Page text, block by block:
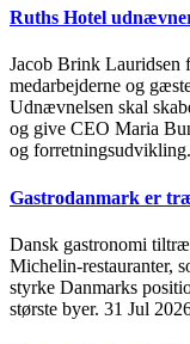
Ruths Hotel
Jacob Brink Lauridsen
medarbejderne og
Udnævnelsen skal
og give CEO Maria
og forretningsudvikling.
Gastrodanmark er
Dansk gastronomi
Michelin-restauranter,
styrke Danmarks
største byer. 31 Jul